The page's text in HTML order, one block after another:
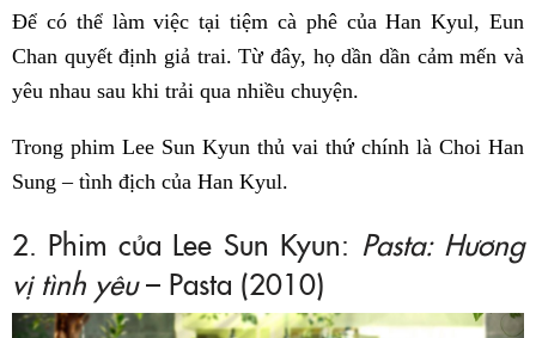
Để có thể làm việc tại tiệm cà phê của Han Kyul, Eun
Chan quyết định giả trai. Từ đây, họ dần dần cảm mến và
yêu nhau sau khi trải qua nhiều chuyện.
Trong phim Lee Sun Kyun thủ vai thứ chính là Choi Han
Sung – tình địch của Han Kyul.
2. Phim của Lee Sun Kyun: Pasta: Hương
vị tình yêu– Pasta (2010)